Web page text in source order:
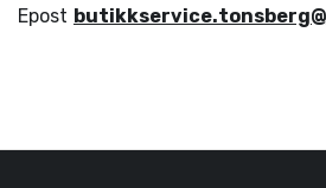
Epost